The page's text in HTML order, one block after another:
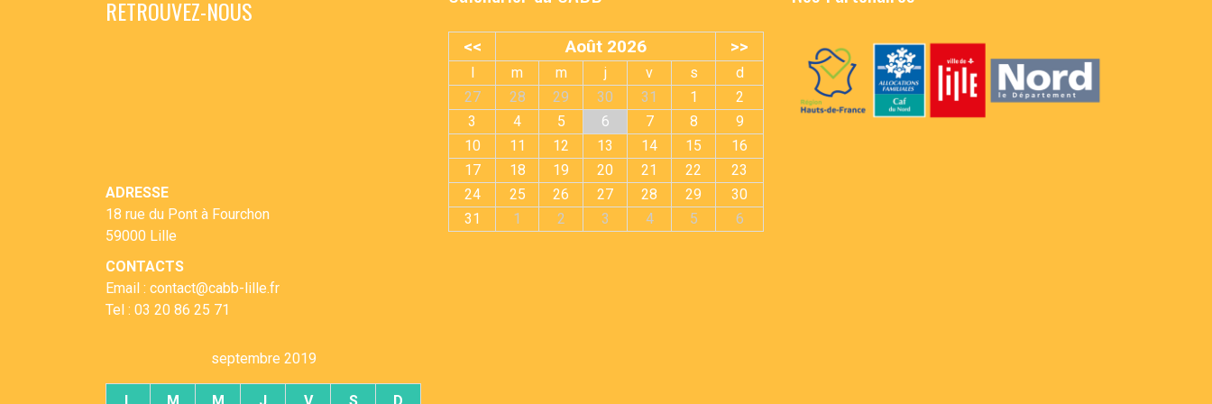
RETROUVEZ-NOUS
ADRESSE
18 rue du Pont à Fourchon
59000 Lille
CONTACTS
Email : contact@cabb-lille.fr
Tel : 03 20 86 25 71
septembre 2019
<< Août 2026 >>
l m m j v s
d
27
28 29 30 31 1
2
3
4 5 6 7 8
9
10
11 12 13 14 15
16
17
18 19 20 21 22
23
24
25 26 27 28 29
30
31
1 2 3 4 5 6